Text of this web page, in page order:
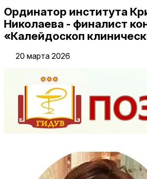
Ординатор института
Николаева - финалист
«Калейдоскоп
20 марта 2026